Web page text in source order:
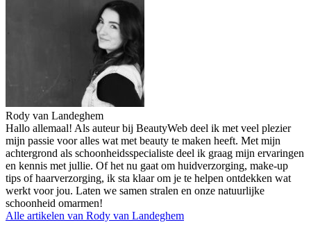
Rody van Landeghem
Hallo allemaal! Als auteur bij BeautyWeb deel ik met veel plezier
mijn passie voor alles wat met beauty te maken heeft. Met mijn
achtergrond als schoonheidsspecialiste deel ik graag mijn ervaringen
en kennis met jullie. Of het nu gaat om huidverzorging, make-up
tips of haarverzorging, ik sta klaar om je te helpen ontdekken wat
werkt voor jou. Laten we samen stralen en onze natuurlijke
schoonheid omarmen!
Alle artikelen van Rody van Landeghem